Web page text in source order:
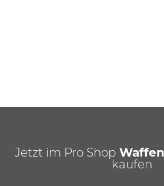
Jetzt im Pro Shop
kaufen